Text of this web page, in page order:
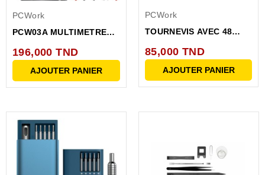
PCWork
PCW03A MULTIMETRE
PTS,...
196,000 TND
AJOUTER PANIER
PCWork
TOURNEVIS AVEC 48
85,000 TND
AJOUTER PANIER